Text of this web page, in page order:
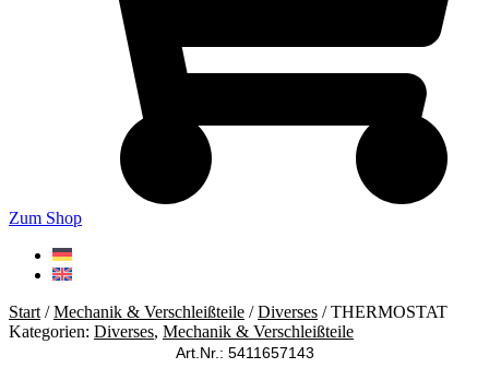
Zum Shop
Start /Mechanik & Verschleißteile /Diverses / THERMOSTAT
Kategorien: Diverses, Mechanik & Verschleißteile
Art.Nr.: 5411657143